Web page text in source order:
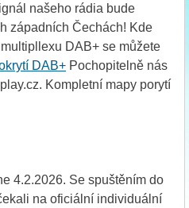
našeho rádia bude
západních Čechách! Kde
DAB+ se můžete
DAB+ Pochopitelně nás
Kompletní mapy porytí
4.2.2026. Se spuštěním do
na oficiální individuální